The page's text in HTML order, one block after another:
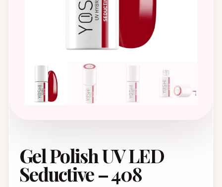
Gel Polish UV LED
Seductive – 408